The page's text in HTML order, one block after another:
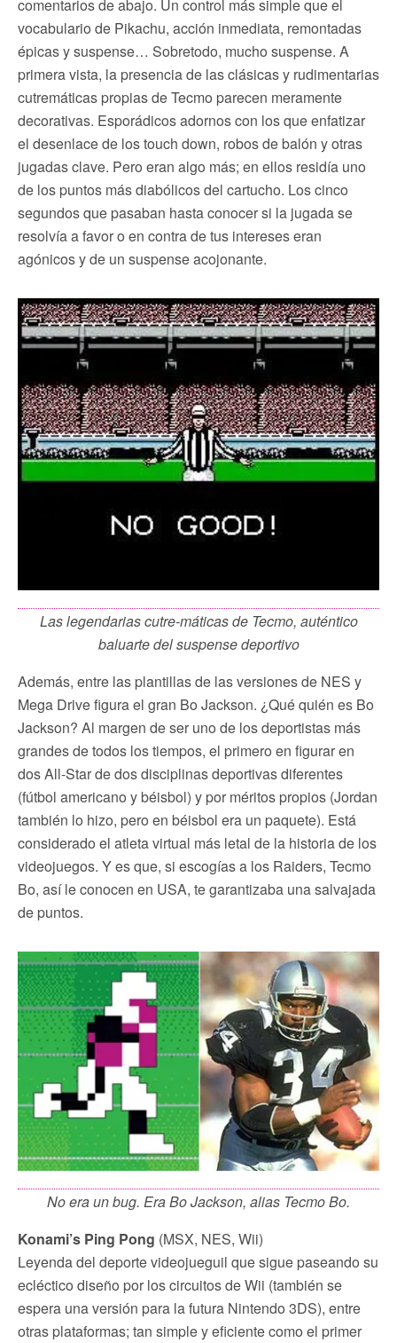
comentarios de abajo. Un control más simple que el
vocabulario de Pikachu, acción inmediata, remontadas
épicas y suspense… Sobretodo, mucho suspense. A
primera vista, la presencia de las clásicas y rudimentarias
cutremáticas propias de Tecmo parecen meramente
decorativas. Esporádicos adornos con los que enfatizar
el desenlace de los touch down, robos de balón y otras
jugadas clave. Pero eran algo más; en ellos residía uno
de los puntos más diabólicos del cartucho. Los cinco
segundos que pasaban hasta conocer si la jugada se
resolvía a favor o en contra de tus intereses eran
agónicos y de un suspense acojonante.
Las legendarias cutre-máticas de Tecmo, auténtico
baluarte del suspense deportivo
Además, entre las plantillas de las versiones de NES y
Mega Drive figura el gran Bo Jackson. ¿Qué quién es Bo
Jackson? Al margen de ser uno de los deportistas más
grandes de todos los tiempos, el primero en figurar en
dos All-Star de dos disciplinas deportivas diferentes
(fútbol americano y béisbol) y por méritos propios (Jordan
también lo hizo, pero en béisbol era un paquete). Está
considerado el atleta virtual más letal de la historia de los
videojuegos. Y es que, si escogías a los Raiders, Tecmo
Bo, así le conocen en USA, te garantizaba una salvajada
de puntos.
No era un bug. Era Bo Jackson, alias Tecmo Bo.
Konami’s Ping Pong (MSX, NES, Wii)
Leyenda del deporte videojueguil que sigue paseando su
ecléctico diseño por los circuitos de Wii (también se
espera una versión para la futura Nintendo 3DS), entre
otras plataformas; tan simple y eficiente como el primer